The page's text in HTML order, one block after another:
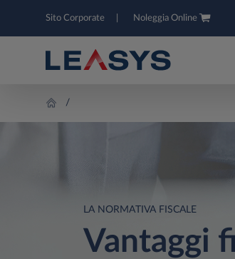
Sito Corporate Noleggia Online
LA NORMATIVA FISCALE
Vantaggi